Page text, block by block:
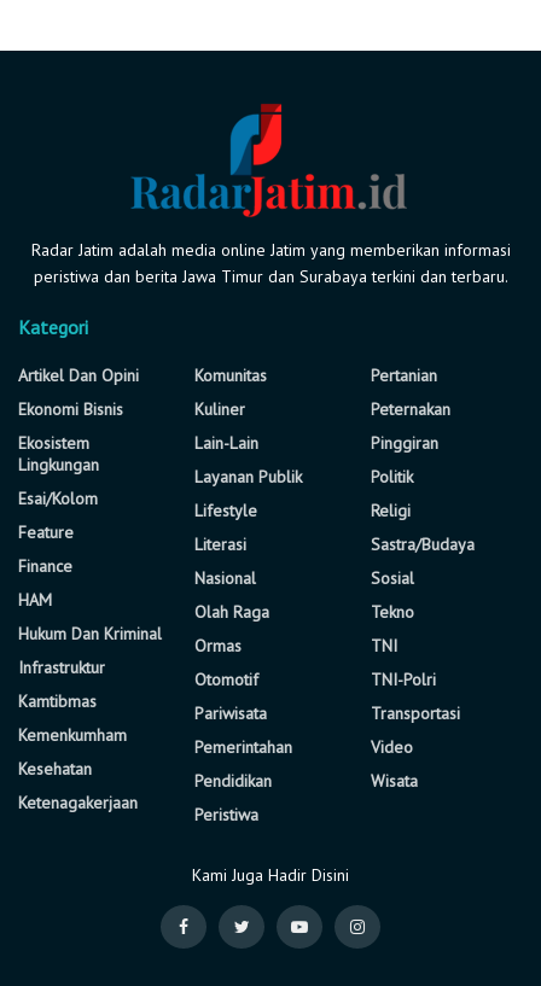
Radar Jatim adalah media online Jatim yang memberikan informasi
peristiwa dan berita Jawa Timur dan Surabaya terkini dan terbaru.
Kategori
Artikel Dan Opini
Ekonomi Bisnis
Ekosistem
Lingkungan
Esai/Kolom
Feature
Finance
HAM
Hukum Dan Kriminal
Infrastruktur
Kamtibmas
Kemenkumham
Kesehatan
Ketenagakerjaan
Komunitas
Kuliner
Lain-Lain
Layanan Publik
Lifestyle
Literasi
Nasional
Olah Raga
Ormas
Otomotif
Pariwisata
Pemerintahan
Pendidikan
Peristiwa
Pertanian
Peternakan
Pinggiran
Politik
Religi
Sastra/Budaya
Sosial
Tekno
TNI
TNI-Polri
Transportasi
Video
Wisata
Kami Juga Hadir Disini